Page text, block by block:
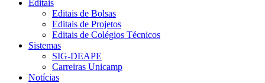
Editais
Editais de Bolsas
Editais de Projetos
Editais de Colégios Técnicos
Sistemas
SIG-DEAPE
Carreiras Unicamp
Notícias